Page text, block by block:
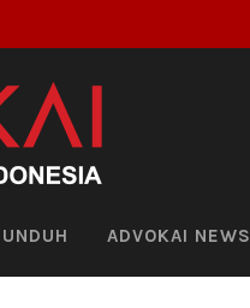
UNDUH ADVOKAI NEWS